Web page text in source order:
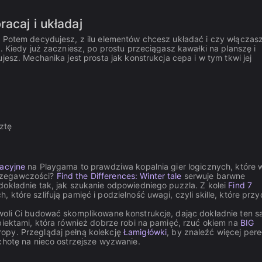
i układaj
decydujesz, z ilu elementów chcesz układać i czy włączasz
już zaczniesz, po prostu przeciągasz kawałki na planszę i
Mechanika jest prosta jak konstrukcja cepa i w tym tkwi jej
na Playgama to prawdziwa kopalnia gier logicznych, które
Find the Differences: Winter tale serwuje barwne
tak, jak szukanie odpowiedniego puzzla. Z kolei Find 7
które szlifują pamięć i podzielność uwagi, czyli skille, które
Ci budować skomplikowane konstrukcje, dając dokładnie ten
która również dobrze robi na pamięć, rzuć okiem na BIG
Przeglądaj pełną kolekcję Łamigłówki, by znaleźć więcej
na nieco ostrzejsze wyzwanie.